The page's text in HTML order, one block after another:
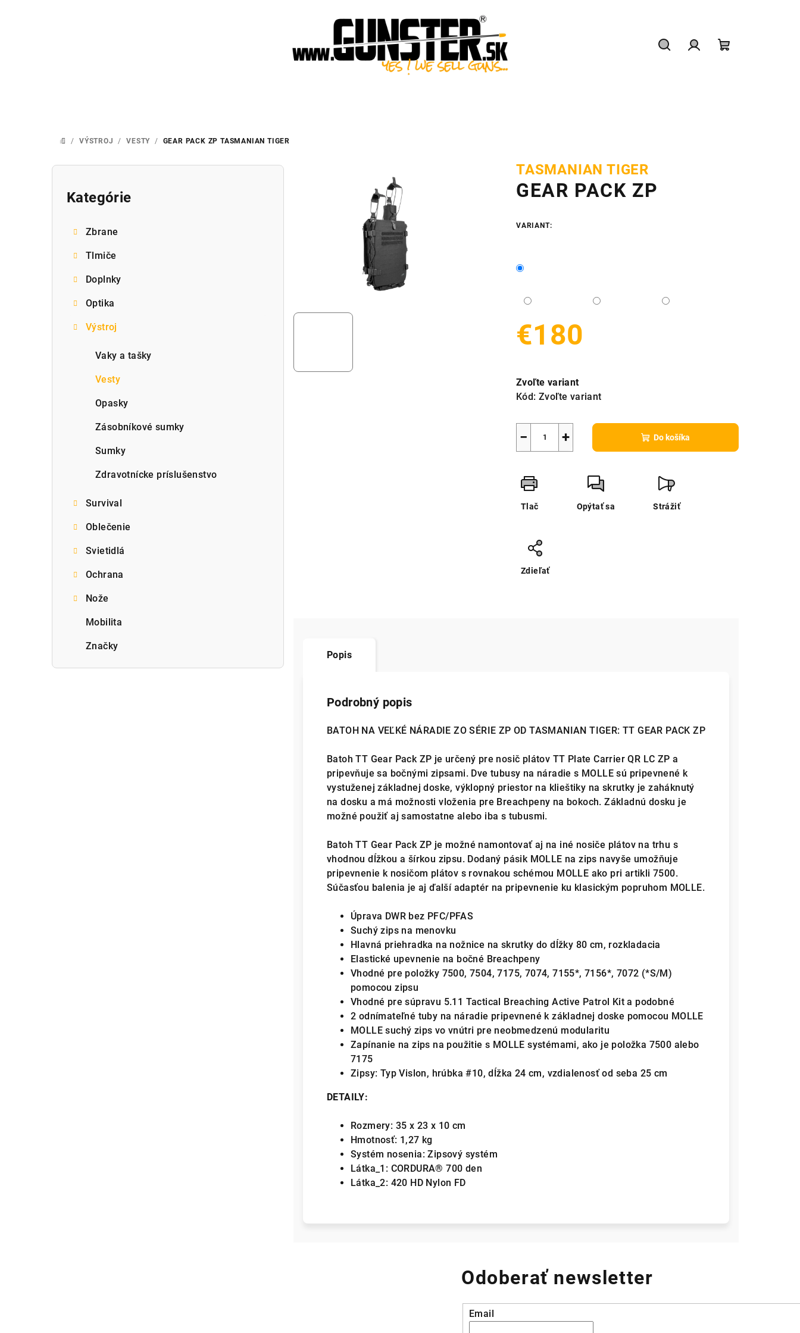
DOMOV
/ VÝSTROJ / VESTY / GEAR PACK ZP TASMANIAN TIGER
B
Preskočiť
Kategórie
Zbrane
Tlmiče
Doplnky
Optika
Výstroj
Vaky a tašky
Vesty
Opasky
Zásobníkové sumky
Sumky
Zdravotnícke príslušenstvo
Survival
Oblečenie
Svietidlá
Ochrana
Nože
Mobilita
Značky
TASMANIAN TIGER
GEAR PACK ZP
VARIANT:
€180
cena:
Zvoľte variant
Kód: Zvoľte variant
+
− Do košíka
Tlač Opýtať sa Strážiť
Zdieľať
Popis
Podrobný popis
BATOH NA VEĽKÉ NÁRADIE ZO SÉRIE ZP OD TASMANIAN TIGER: TT GEAR PACK ZP
Batoh TT Gear Pack ZP je určený pre nosič plátov TT Plate Carrier QR LC ZP a
pripevňuje sa bočnými zipsami. Dve tubusy na náradie s MOLLE sú pripevnené k
vystuženej základnej doske, výklopný priestor na klieštiky na skrutky je zaháknutý
na dosku a má možnosti vloženia pre Breachpeny na bokoch. Základnú dosku je
možné použiť aj samostatne alebo iba s tubusmi.
Batoh TT Gear Pack ZP je možné namontovať aj na iné nosiče plátov na trhu s
vhodnou dĺžkou a šírkou zipsu. Dodaný pásik MOLLE na zips navyše umožňuje
pripevnenie k nosičom plátov s rovnakou schémou MOLLE ako pri artikli 7500.
Súčasťou balenia je aj ďalší adaptér na pripevnenie ku klasickým popruhom MOLLE.
Úprava DWR bez PFC/PFAS
Suchý zips na menovku
Hlavná priehradka na nožnice na skrutky do dĺžky 80 cm, rozkladacia
Elastické upevnenie na bočné Breachpeny
Vhodné pre položky 7500, 7504, 7175, 7074, 7155*, 7156*, 7072 (*S/M)
pomocou zipsu
Vhodné pre súpravu 5.11 Tactical Breaching Active Patrol Kit a podobné
2 odnímateľné tuby na náradie pripevnené k základnej doske pomocou MOLLE
MOLLE suchý zips vo vnútri pre neobmedzenú modularitu
Zapínanie na zips na použitie s MOLLE systémami, ako je položka 7500 alebo
7175
Zipsy: Typ Vislon, hrúbka #10, dĺžka 24 cm, vzdialenosť od seba 25 cm
DETAILY:
Rozmery: 35 x 23 x 10 cm
Hmotnosť: 1,27 kg
Systém nosenia: Zipsový systém
Látka_1: CORDURA® 700 den
Látka_2: 420 HD Nylon FD
Odoberať newsletter
Email